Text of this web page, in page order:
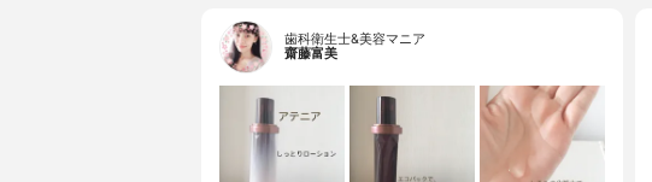
歯科衛生士&美容マニア
齋藤富美